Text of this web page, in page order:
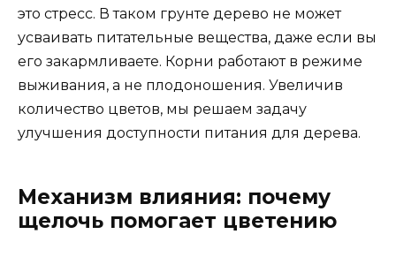
это стресс. В таком грунте дерево не может
усваивать питательные вещества, даже если вы
его закармливаете. Корни работают в режиме
выживания, а не плодоношения. Увеличив
количество цветов, мы решаем задачу
улучшения доступности питания для дерева.
Механизм влияния: почему
щелочь помогает цветению